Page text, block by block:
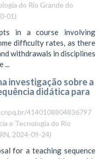
do Rio Grande do
01)
in a course involving
difficulty rates, as there
withdrawals in disciplines
investigação sobre a
didática para
4140108804836797
e Tecnologia do Rio
, 2024-09-24)
for a teaching sequence